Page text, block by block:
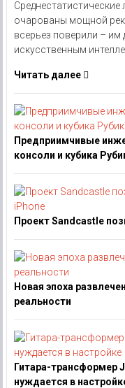
очарованы мощной
всерьез поверили –
искусственным
Читать далее
Предприимчивые
консоли и кубика
Проект Sandcastle
Новая эпоха
реальности
Гитара-трансформер
нуждается в